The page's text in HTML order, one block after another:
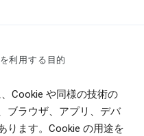
利用する目的
Cookie や同様の技術の
ブラウザ、アプリ、デバ
ります。Cookie の用途を